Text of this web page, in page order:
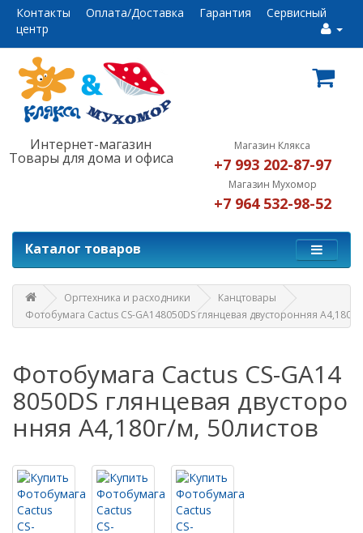
Контакты Оплата/Доставка Гарантия
Сервисный
центр
Интернет-магазин
Товары для дома и офиса
Магазин Клякса
+7 993 202-87-97
Магазин Мухомор
+7 964 532-98-52
Каталог товаров
Оргтехника и расходники
Канцтовары
Фотобумага Cactus CS-GA148050DS глянцевая двусторонняя
Фотобумага Cactus CS-GA14
8050DS глянцевая двусторо
нняя A4,180г/м, 50листов